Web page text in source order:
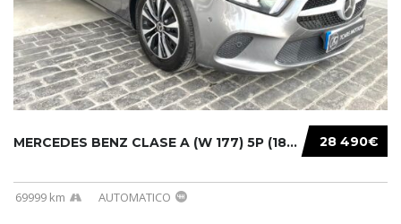
28 490€
MERCEDES BENZ CLASE A (W 177) 5P (18-) 2020....
69999 km AUTOMATICO